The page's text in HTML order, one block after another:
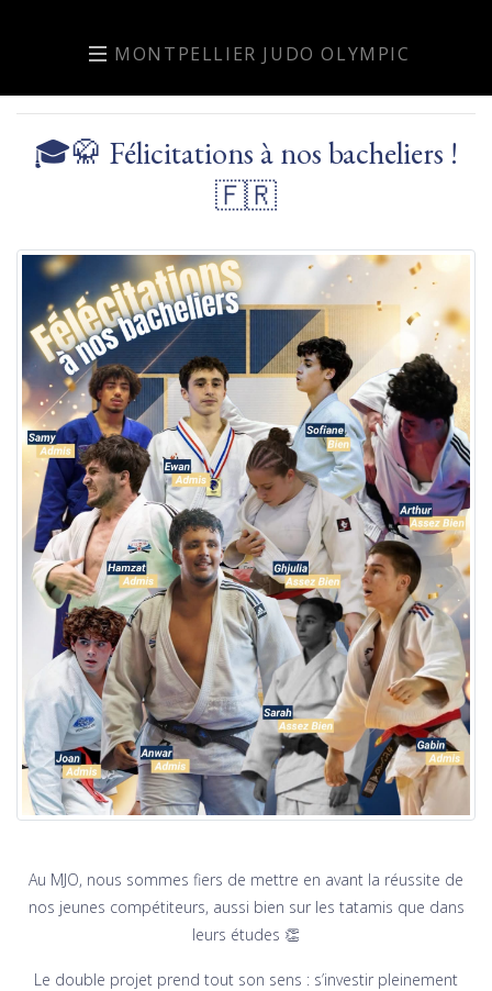
MONTPELLIER JUDO OLYMPIC
🎓🥋 Félicitations à nos bacheliers !
🇫🇷
Au MJO, nous sommes fiers de mettre en avant la réussite de
nos jeunes compétiteurs, aussi bien sur les tatamis que dans
leurs études 👏
Le double projet prend tout son sens : s’investir pleinement